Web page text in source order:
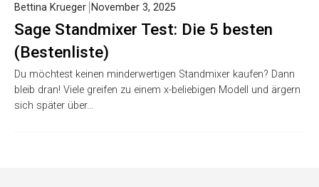
Sage Standmixer Test: Die 5 besten
(Bestenliste)
Bettina Krueger November 3, 2025
Du möchtest keinen minderwertigen Standmixer kaufen? Dann
bleib dran! Viele greifen zu einem x-beliebigen Modell und ärgern
sich später über…